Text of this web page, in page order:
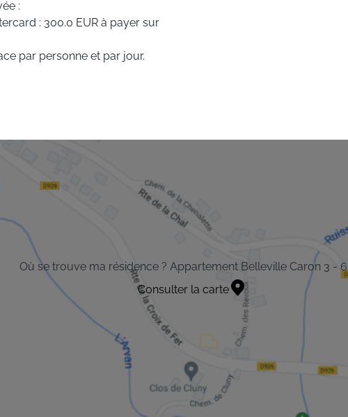
:
: 300.0 EUR à payer sur
par personne et par jour.
Où se trouve ma résidence ? Appartement Belleville Caron 3 -
Consulter la carte